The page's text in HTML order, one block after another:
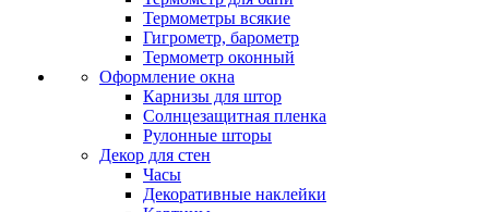
Термометры всякие
Гигрометр, барометр
Термометр оконный
Оформление окна
Карнизы для штор
Солнцезащитная пленка
Рулонные шторы
Декор для стен
Часы
Декоративные наклейки